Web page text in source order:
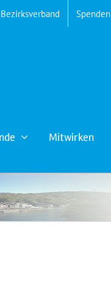
Bezirksverband Spenden
Mitwirken